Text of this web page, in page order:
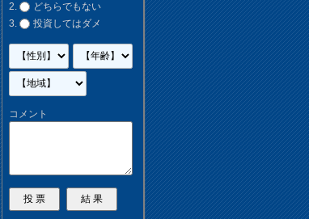
どちらでもない
投資してはダメ
コメント